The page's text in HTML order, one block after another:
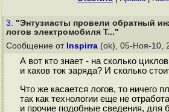
3. "Энтузиасты провели обратный
логов электромобиля T..."
Сообщение от Inspirra (ok), 05-Ноя-10,
А вот кто знает - на сколько
и каков ток заряда? И сколько
Что же касается логов, то ничего
так как технологии еще не
и прочие подобные сведения, для